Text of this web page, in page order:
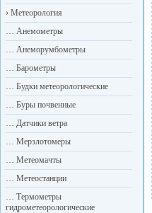
› Метеорология
… Анемометры
… Анеморумбометры
… Барометры
… Будки метеорологические
… Буры почвенные
… Датчики ветра
… Мерзлотомеры
… Метеомачты
… Метеостанции
… Термометры
гидрометеорологические